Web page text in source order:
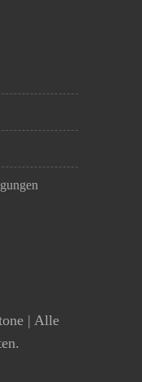
| Alle